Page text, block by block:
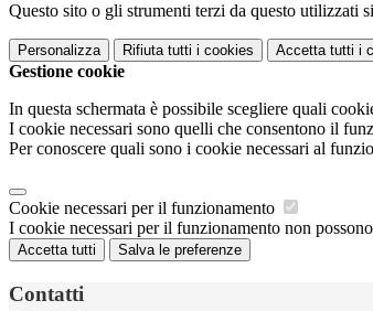
Questo sito o gli strumenti terzi da questo utilizzati
Personalizza Rifiuta tutti i cookies Accetta tutti i
Gestione cookie
In questa schermata è possibile scegliere quali
I cookie necessari sono quelli che consentono il
Per conoscere quali sono i cookie necessari al
Cookie necessari per il funzionamento
I cookie necessari per il funzionamento non
Accetta tutti Salva le preferenze
Contatti